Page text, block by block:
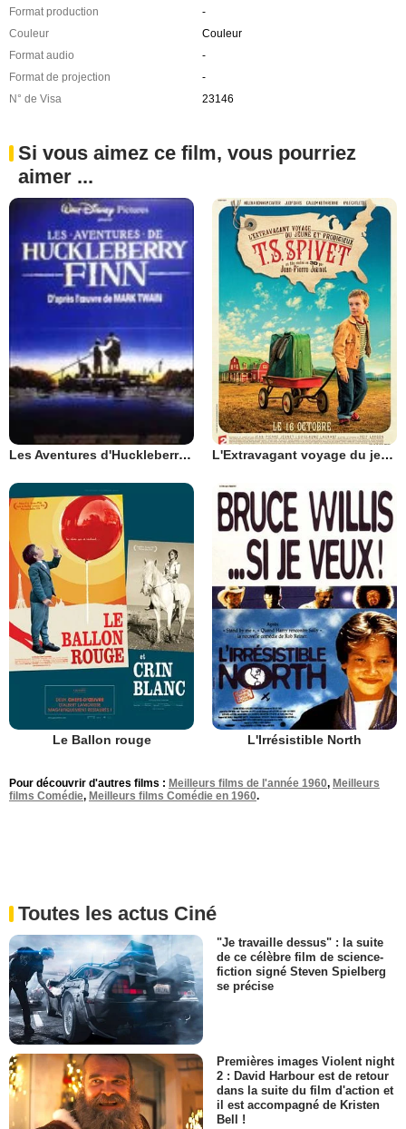
Format production
-
Couleur
Couleur
Format audio
-
Format de projection
-
N° de Visa
23146
Si vous aimez ce film, vous pourriez
aimer ...
Les Aventures d'Huckleberry Finn L'Extravagant voyage du jeune et prodigieux T.S. Spivet
Le Ballon rouge L'Irrésistible North
Pour découvrir d'autres films : Meilleurs films de l'année 1960, Meilleurs
films Comédie, Meilleurs films Comédie en 1960.
Toutes les actus Ciné
"Je travaille dessus" : la suite
de ce célèbre film de science-
fiction signé Steven Spielberg
se précise
Premières images Violent night
2 : David Harbour est de retour
dans la suite du film d'action et
il est accompagné de Kristen
Bell !